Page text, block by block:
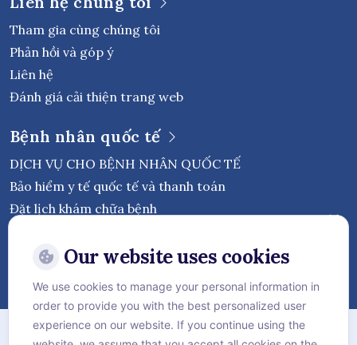
Tham gia cùng chúng tôi
Phản hồi và góp ý
Liên hệ
Đánh giá cải thiện trang web
Bệnh nhân quốc tế
DỊCH VỤ CHO BỆNH NHÂN QUỐC TẾ
Bảo hiểm y tế quốc tế và thanh toán
Đặt lịch khám chữa bệnh
Theo dõi Bệnh viện Quốc tế Vejthani
Chính sách bảo mật
Our website uses cookies
We use cookies to manage your personal information in
order to provide you with the best personalized user
experience on our website. If you continue using the